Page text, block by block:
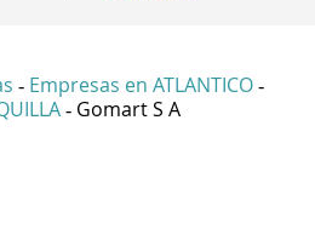
- Empresas en ATLANTICO -
- Gomart S A